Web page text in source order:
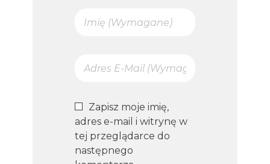
Zapisz moje imię,
adres e-mail i witrynę w
tej przeglądarce do
następnego